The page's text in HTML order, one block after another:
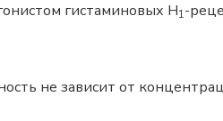
гистаминовых Н1-
не зависит от